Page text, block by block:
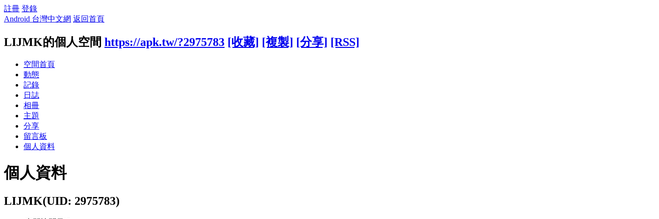
註冊 登錄
Android 台灣中文網 返回首頁
LIJMK的個人空間 https://apk.tw/?2975783 [收藏] [複製] [分享] [RSS]
空間首頁
動態
記錄
日誌
相冊
主題
分享
留言板
個人資料
個人資料
LIJMK(UID: 2975783)